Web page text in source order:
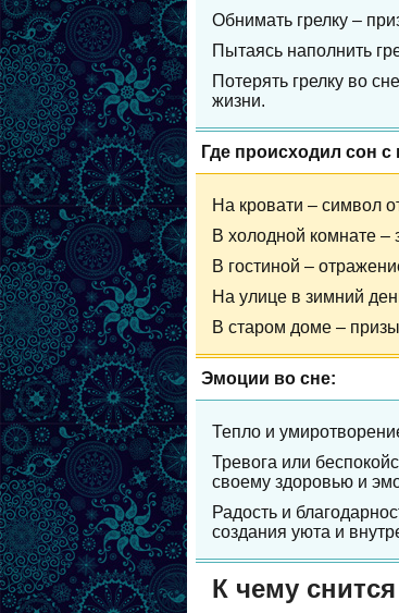
Обнимать грелку –
Пытаясь наполнить
Потерять грелку во
жизни.
Где происходил сон с
На кровати – символ
В холодной комнате –
В гостиной –
На улице в зимний
В старом доме –
Эмоции во сне:
Тепло и
Тревога или
своему здоровью и
Радость и
создания уюта и
К чему снится